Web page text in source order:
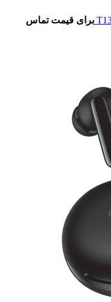
برای قیمت تماس